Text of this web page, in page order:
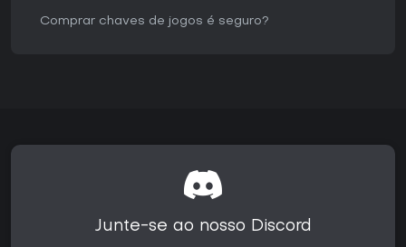
Comprar chaves de jogos é seguro?
Junte-se ao nosso Discord